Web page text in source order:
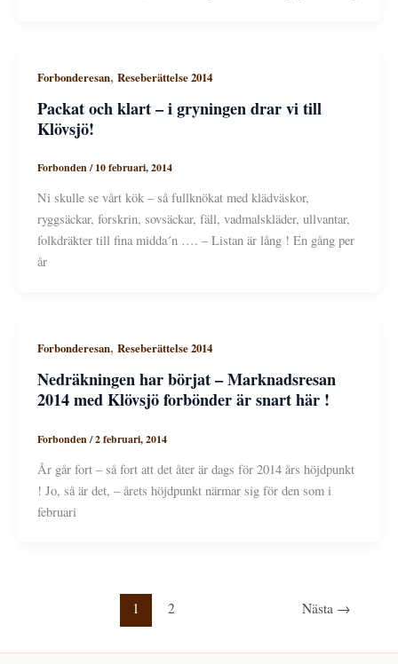
Forbonderesan, Reseberättelse 2014
Packat och klart – i gryningen drar vi till
Klövsjö!
Forbonden/10 februari, 2014
Ni skulle se vårt kök – så fullknökat med klädväskor,
ryggsäckar, forskrin, sovsäckar, fäll, vadmalskläder, ullvantar,
folkdräkter till fina midda´n …. – Listan är lång ! En gång per
år
Forbonderesan, Reseberättelse 2014
Nedräkningen har börjat – Marknadsresan
2014 med Klövsjö forbönder är snart här !
Forbonden/2 februari, 2014
År går fort – så fort att det åter är dags för 2014 års höjdpunkt
! Jo, så är det, – årets höjdpunkt närmar sig för den som i
februari
1 2 Nästa →